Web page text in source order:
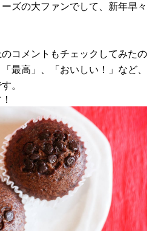
ズの大ファンでして、新年早々
コメントもチェックしてみたの
最高」、「おいしい！」など、
。